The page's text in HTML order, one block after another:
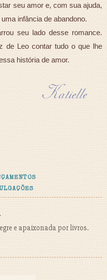
seu amor e, com sua ajuda,
infância de abandono.
seu lado desse romance.
de Leo contar tudo o que lhe
história de amor.
e apaixonada por livros.